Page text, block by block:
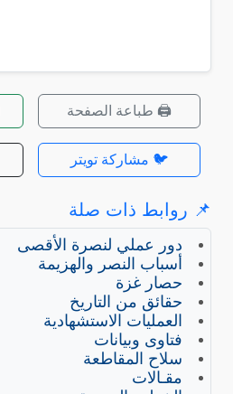
🖨️ طباعة الصفحة
🐦 مشاركة تويتر
📌 روابط ذات صلة
دور عملي لنصرة الأقصى
أسباب النصر والهزيمة
حصار غزة
حقائق من التاريخ
العمليات الاستشهادية
فتاوى وبيانات
سلاح المقاطعة
مقـالات